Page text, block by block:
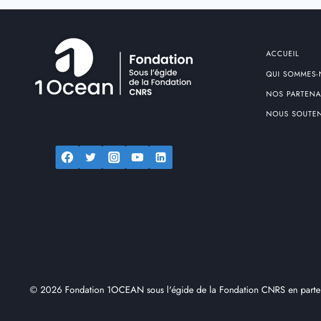
ACCUEIL
QUI
NOS
NOUS
© 2026 Fondation 1OCEAN sous l'égide de la Fondation CNRS en